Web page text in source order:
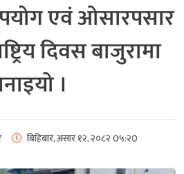
एवं ओसारपसार
दिवस बाजुरामा
।
बिहिबार, असार १२, २०८२0५:२0